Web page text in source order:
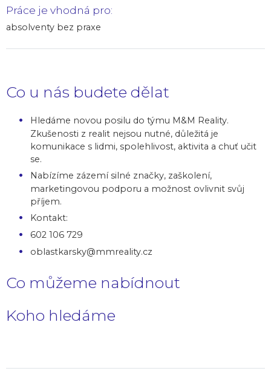
Práce je vhodná pro:
absolventy bez praxe
Co u nás budete dělat
Hledáme novou posilu do týmu M&M Reality.
Zkušenosti z realit nejsou nutné, důležitá je
komunikace s lidmi, spolehlivost, aktivita a chuť učit
se.
Nabízíme zázemí silné značky, zaškolení,
marketingovou podporu a možnost ovlivnit svůj
příjem.
Kontakt:
602 106 729
oblastkarsky@mmreality.cz
Co můžeme nabídnout
Koho hledáme